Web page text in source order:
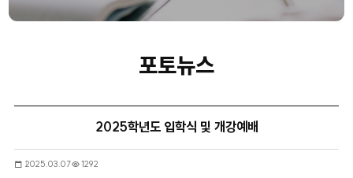
포토뉴스
2025학년도 입학식 및 개강예배
2025.03.07 1292